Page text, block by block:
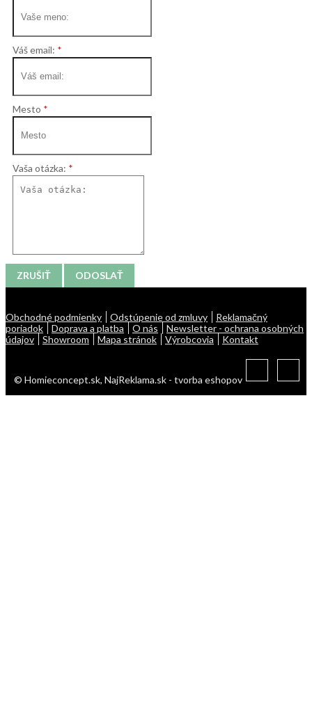
Váš email:
Mesto
Vaša otázka:
ZRUŠIŤ ODOSLAŤ
Obchodné podmienky Odstúpenie od zmluvy
Reklamačný
poriadok
Doprava a platba O nás
Newsletter - ochrana osobných
údajov
Showroom Mapa stránok Výrobcovia Kontakt
© Homieconcept.sk, NajReklama.sk - tvorba eshopov